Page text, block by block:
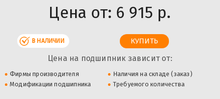
Цена от: 6 915 р.
В НАЛИЧИИ
Цена на подшипник зависит от:
Фирмы производителя
Наличия на складе (заказ)
Модификации подшипника
Требуемого количества